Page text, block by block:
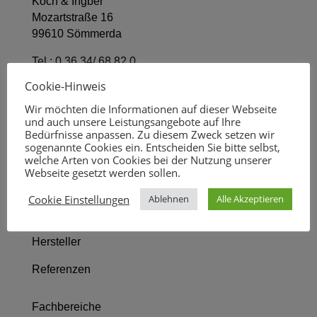
Mozartstraße 16
99610 Sömmerda
Tel.:0 36 34/ 68 82 0
kontakt@koch-ingber.de
Startseite
Wir über uns
Hersteller
Referenzen
Fachbereiche
Cookie-Hinweis
Wir möchten die Informationen auf dieser Webseite
und auch unsere Leistungsangebote auf Ihre
Bedürfnisse anpassen. Zu diesem Zweck setzen wir
sogenannte Cookies ein. Entscheiden Sie bitte selbst,
welche Arten von Cookies bei der Nutzung unserer
Webseite gesetzt werden sollen.
Cookie Einstellungen
Ablehnen Alle Akzeptieren